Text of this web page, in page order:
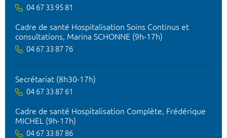
04 67 33 95 81
Cadre de santé Hospitalisation Soins Continus et
consultations, Marina SCHONNE (9h-17h)
04 67 33 87 76
Secrétariat (8h30-17h)
04 67 33 87 61
Cadre de santé Hospitalisation Complète, Frédérique
MICHEL (9h-17h)
04 67 33 87 86